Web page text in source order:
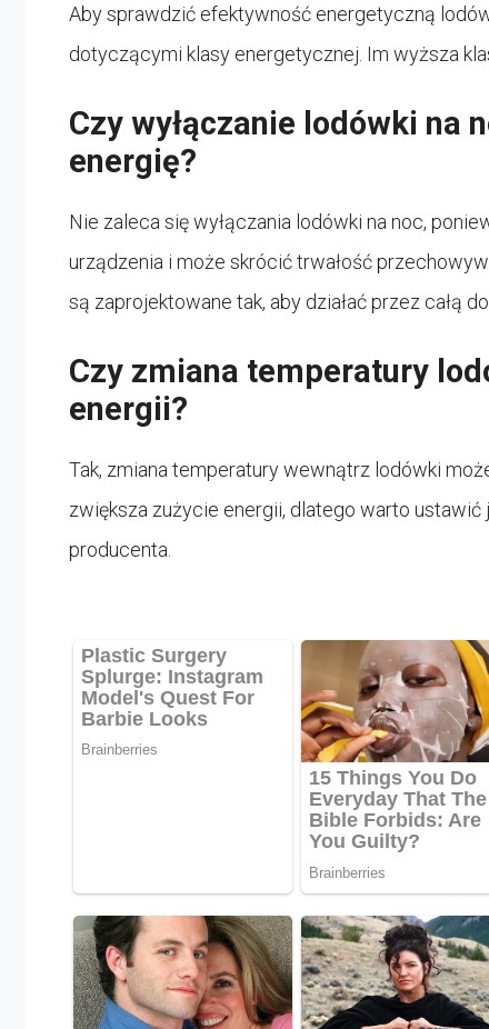
Aby sprawdzić efektywność energetyczną
dotyczącymi klasy energetycznej. Im wyższa
Czy wyłączanie lodówki na
energię?
Nie zaleca się wyłączania lodówki na noc,
urządzenia i może skrócić trwałość
są zaprojektowane tak, aby działać przez całą
Czy zmiana temperatury
energii?
Tak, zmiana temperatury wewnątrz lodówki
zwiększa zużycie energii, dlatego warto
producenta.